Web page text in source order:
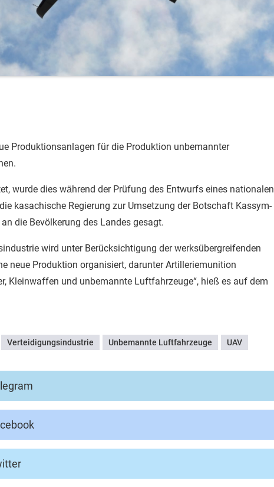
Produktionsanlagen für die Produktion unbemannter
wurde dies während der Prüfung des Entwurfs eines nationalen
kasachische Regierung zur Umsetzung der Botschaft Kassym-
die Bevölkerung des Landes gesagt.
wird unter Berücksichtigung der werksübergreifenden
neue Produktion organisiert, darunter Artilleriemunition
Kleinwaffen und unbemannte Luftfahrzeuge“, hieß es auf dem
Verteidigungsindustrie Unbemannte Luftfahrzeuge UAV